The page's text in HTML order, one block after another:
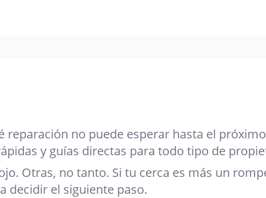
no puede esperar hasta el
y guías directas para todo tipo de
Otras, no tanto. Si tu cerca es más un
decidir el siguiente paso.